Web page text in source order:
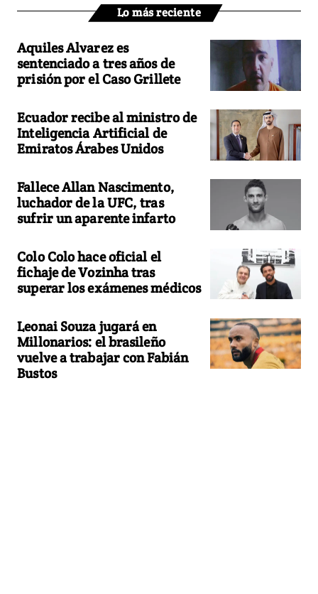
Lo más reciente
Aquiles Alvarez es
sentenciado a tres años de
prisión por el Caso Grillete
Ecuador recibe al ministro de
Inteligencia Artificial de
Emiratos Árabes Unidos
Fallece Allan Nascimento,
luchador de la UFC, tras
sufrir un aparente infarto
Colo Colo hace oficial el
fichaje de Vozinha tras
superar los exámenes médicos
Leonai Souza jugará en
Millonarios: el brasileño
vuelve a trabajar con Fabián
Bustos